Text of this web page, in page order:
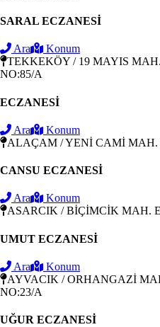
SARAL ECZANESİ
Ara
Konum
TEKKEKÖY / 19 MAYIS
NO:85/A
ECZANESİ
Ara
Konum
ALAÇAM / YENİ CAMİ MAH.
CANSU ECZANESİ
Ara
Konum
ASARCIK / BİÇİMCİK MAH.
UMUT ECZANESİ
Ara
Konum
AYVACIK / ORHANGAZİ
NO:23/A
UĞUR ECZANESİ